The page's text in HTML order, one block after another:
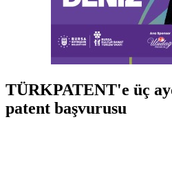
TÜRKPATENT'e üç
patent başvurusu